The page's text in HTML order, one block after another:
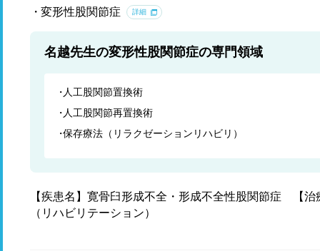
変形性股関節症 詳細
名越先生の変形性股関節症の専門領域
人工股関節置換術
人工股関節再置換術
保存療法（リラクゼーションリハビリ）
【疾患名】寛骨臼形成不全・形成不全性股関節症 【
（リハビリテーション）